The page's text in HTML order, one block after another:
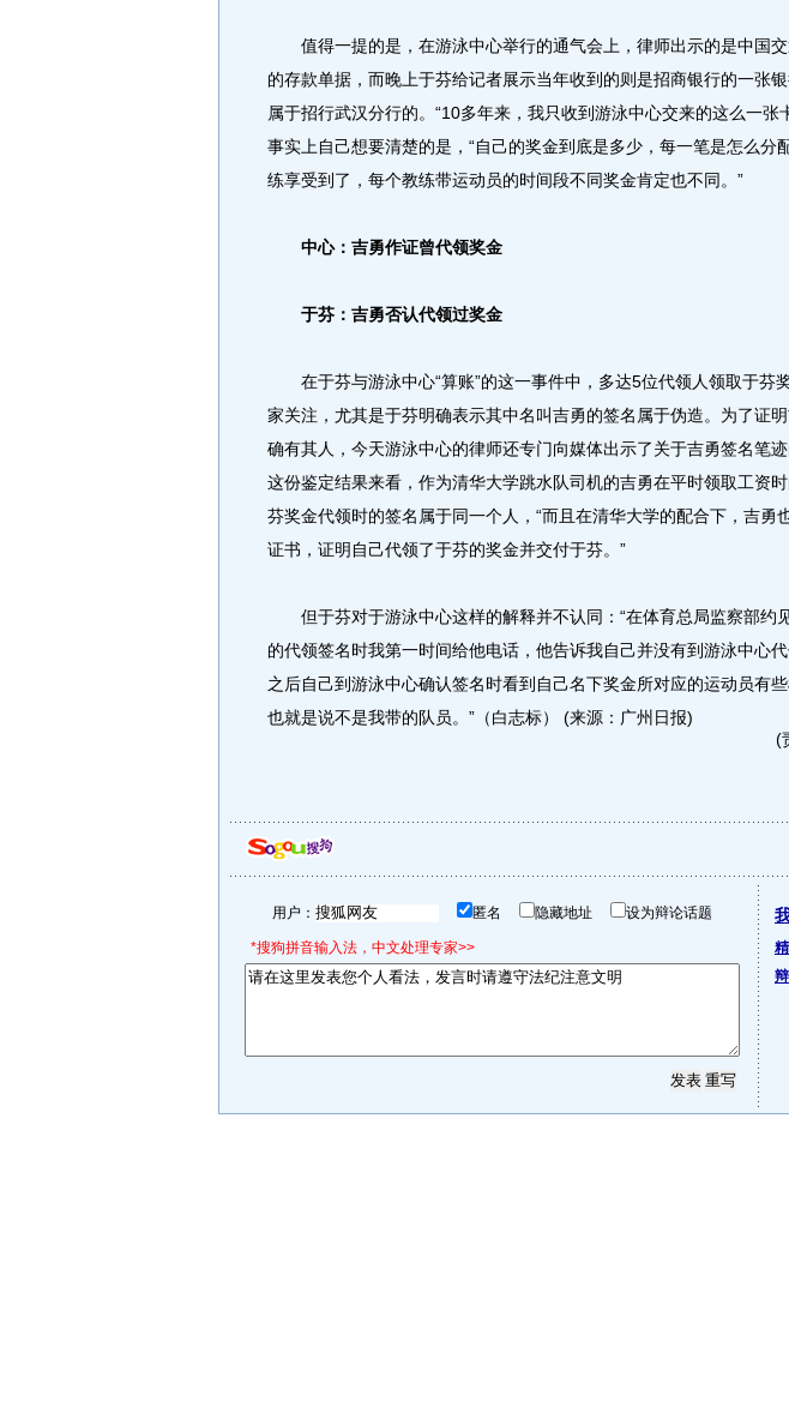
值得一提的是，在游泳中心举行的通气会上，律师出示的是中国交
的存款单据，而晚上于芬给记者展示当年收到的则是招商银行的一张
属于招行武汉分行的。“10多年来，我只收到游泳中心交来的这么一张
事实上自己想要清楚的是，“自己的奖金到底是多少，每一笔是怎么分
练享受到了，每个教练带运动员的时间段不同奖金肯定也不同。”
中心：吉勇作证曾代领奖金
于芬：吉勇否认代领过奖金
在于芬与游泳中心“算账”的这一事件中，多达5位代领人领取于芬
家关注，尤其是于芬明确表示其中名叫吉勇的签名属于伪造。为了证
确有其人，今天游泳中心的律师还专门向媒体出示了关于吉勇签名笔
这份鉴定结果来看，作为清华大学跳水队司机的吉勇在平时领取工资
芬奖金代领时的签名属于同一个人，“而且在清华大学的配合下，吉勇
证书，证明自己代领了于芬的奖金并交付于芬。”
但于芬对于游泳中心这样的解释并不认同：“在体育总局监察部约
的代领签名时我第一时间给他电话，他告诉我自己并没有到游泳中心
之后自己到游泳中心确认签名时看到自己名下奖金所对应的运动员有些
也就是说不是我带的队员。”（白志标） (来源：广州日报)
(
用户： 匿名 隐藏地址 设为辩论话题
*搜狗拼音输入法，中文处理专家>>